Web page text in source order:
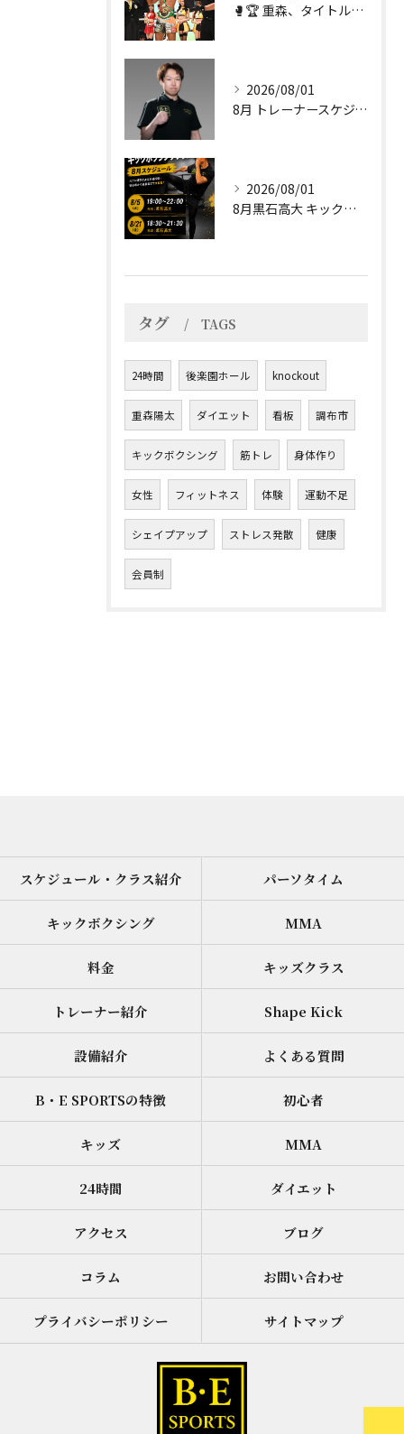
🥊🏆 重森、タイトル奪取！！ 🏆🥊
2026/08/01
8月 トレーナースケジュール変更のお知らせ
2026/08/01
8月黒石高大 キックボクシングクラス｜
タグ TAGS
24時間 後楽園ホール knockout
重森陽太 ダイエット 看板 調布市
キックボクシング 筋トレ 身体作り
女性 フィットネス 体験 運動不足
シェイプアップ ストレス発散 健康
会員制
スケジュール・クラス紹介 パーソタイム
キックボクシング MMA
料金 キッズクラス
トレーナー紹介 Shape Kick
設備紹介 よくある質問
B・E SPORTSの特徴 初心者
キッズ MMA
24時間 ダイエット
アクセス ブログ
コラム お問い合わせ
プライバシーポリシー サイトマップ